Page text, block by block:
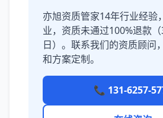
亦旭资质管家14年行业经验
业，资质未通过100%退款
日）。联系我们的资质顾问
和方案定制。
📞 131-6257-